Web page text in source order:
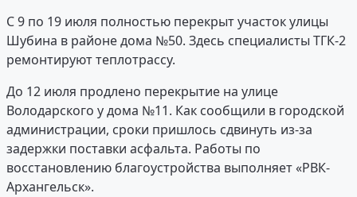
С 9 по 19 июля полностью перекрыт участок улицы
Шубина в районе дома №50. Здесь специалисты ТГК-2
ремонтируют теплотрассу.
До 12 июля продлено перекрытие на улице
Володарского у дома №11. Как сообщили в городской
администрации, сроки пришлось сдвинуть из-за
задержки поставки асфальта. Работы по
восстановлению благоустройства выполняет «РВК-
Архангельск».